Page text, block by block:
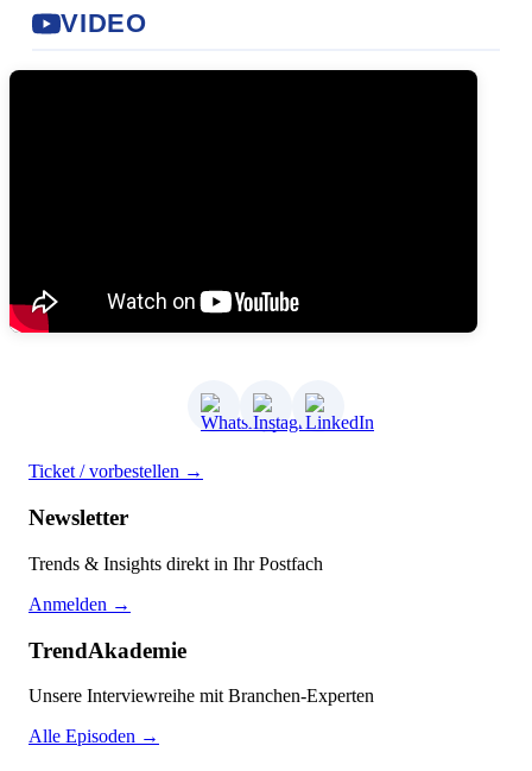
VIDEO
Ticket / vorbestellen →
Newsletter
Trends & Insights direkt in Ihr Postfach
Anmelden →
TrendAkademie
Unsere Interviewreihe mit Branchen-Experten
Alle Episoden →